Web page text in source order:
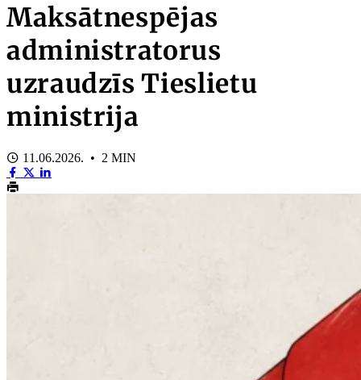
Maksātnespējas
administratorus
uzraudzīs Tieslietu
ministrija
11.06.2026. • 2 MIN